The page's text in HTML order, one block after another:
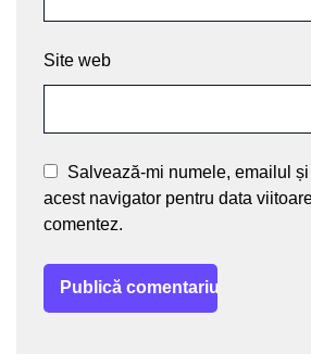
Site web
Salvează-mi numele, emailul
acest navigator pentru data
comentez.